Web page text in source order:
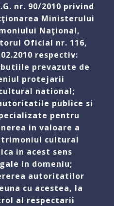
nr. 90/2010 privind
Ministerului
Naţional,
Oficial nr. 116,
respectiv:
prevazute de
protejarii
national;
publice si
pentru
in valoare a
cultural
in acest sens
in domeniu;
autoritatilor
cu acestea, la
al respectarii